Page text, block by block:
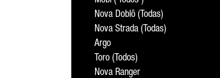
Nova Doblô (Todas)
Nova Strada (Todas)
Argo
Toro (Todos)
Nova Ranger